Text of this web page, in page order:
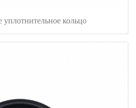
уплотнительное кольцо